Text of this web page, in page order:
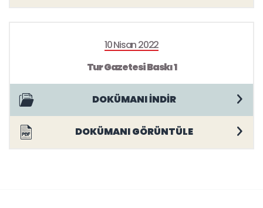
10 Nisan 2022
Tur Gazetesi Baskı 1
DOKÜMANI İNDİR
DOKÜMANI GÖRÜNTÜLE